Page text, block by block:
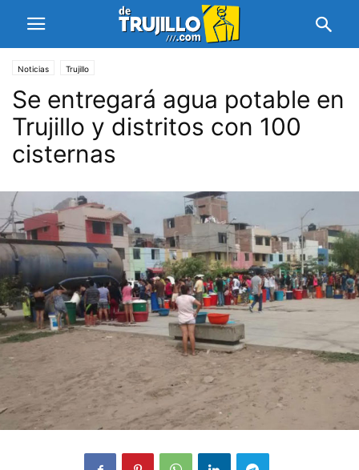
Noticias Trujillo
Se entregará agua potable en
Trujillo y distritos con 100
cisternas